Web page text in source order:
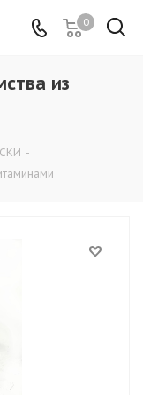
0
из
-